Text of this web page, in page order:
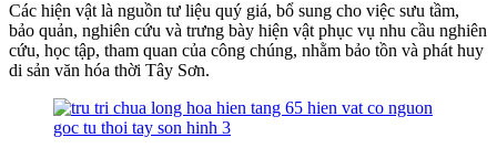
Các hiện vật là nguồn tư liệu quý giá, bổ sung cho việc sưu tầm,
bảo quản, nghiên cứu và trưng bày hiện vật phục vụ nhu cầu nghiên
cứu, học tập, tham quan của công chúng, nhằm bảo tồn và phát huy
di sản văn hóa thời Tây Sơn.